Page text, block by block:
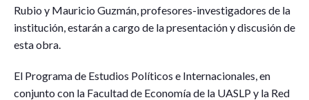
Rubio y Mauricio Guzmán, profesores-investigadores de la
institución, estarán a cargo de la presentación y discusión de
esta obra.
El Programa de Estudios Políticos e Internacionales, en
conjunto con la Facultad de Economía de la UASLP y la Red